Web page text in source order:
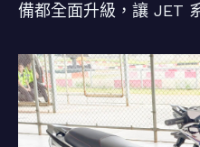
備都全面升級，讓 JET